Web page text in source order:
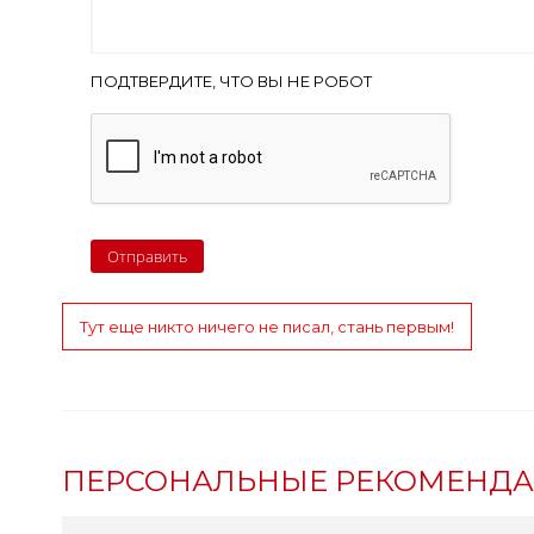
ПОДТВЕРДИТЕ, ЧТО ВЫ НЕ РОБОТ
Тут еще никто ничего не писал, стань первым!
ПЕРСОНАЛЬНЫЕ